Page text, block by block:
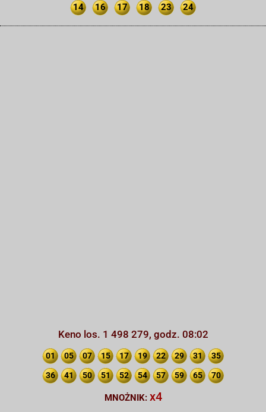
14
16 17 18 23 24
Keno los. 1 498 279, godz. 08:02
01 05 07 15 17 19 22 29 31 35
36 41 50 51 52 54 57 59 65 70
MNOŻNIK: x4